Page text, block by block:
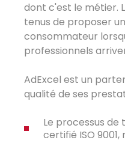
dont c'est le métier.
tenus de proposer
consommateur
professionnels
AdExcel est un
qualité de ses
Le processus de
certifié ISO